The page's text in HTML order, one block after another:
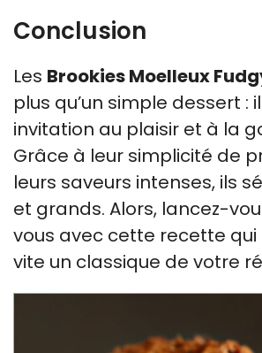
Conclusion
Les Brookies Moelleux
plus qu’un simple dessert :
invitation au plaisir et à la
Grâce à leur simplicité de
leurs saveurs intenses, ils
et grands. Alors, lancez-
vous avec cette recette
vite un classique de votre